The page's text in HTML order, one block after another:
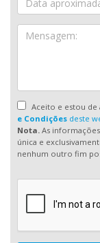
Aceito e estou
e Condições deste
Nota. As
única e
nenhum outro fim